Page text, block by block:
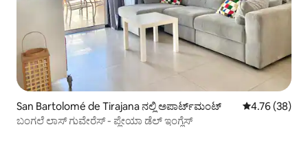
San Bartolomé de Tirajana ನಲ್ಲಿ ಅಪಾರ್ಟ್‌ಮಂಟ್ 5 ರಲ್ಲಿ 4.76
4.76 (38)
ಬಂಗಲೆ ಲಾಸ್ ಗುವೇರೆಸ್ - ಪ್ಲೇಯಾ ಡೆಲ್ ಇಂಗ್ಲೆಸ್